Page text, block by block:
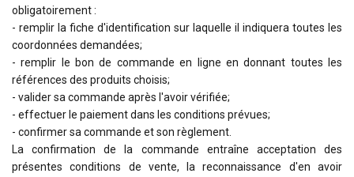
obligatoirement :
- remplir la fiche d'identification sur laquelle il indiquera toutes les
coordonnées demandées;
- remplir le bon de commande en ligne en donnant toutes les
références des produits choisis;
- valider sa commande après l'avoir vérifiée;
- effectuer le paiement dans les conditions prévues;
- confirmer sa commande et son règlement.
La confirmation de la commande entraîne acceptation des
présentes conditions de vente, la reconnaissance d'en avoir